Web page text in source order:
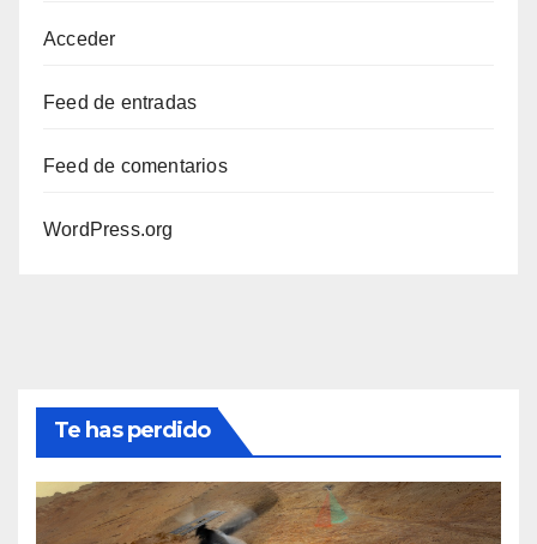
Acceder
Feed de entradas
Feed de comentarios
WordPress.org
Te has perdido